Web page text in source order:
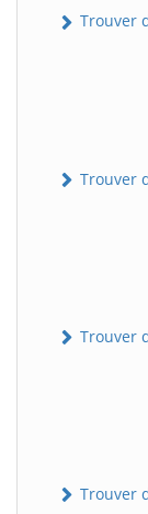
Trouver
Trouver
Trouver
Trouver